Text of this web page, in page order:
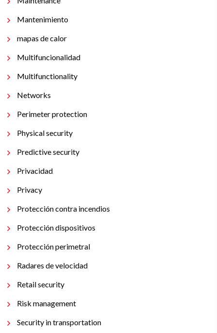
Mantenimiento
mapas de calor
Multifuncionalidad
Multifunctionality
Networks
Perimeter protection
Physical security
Predictive security
Privacidad
Privacy
Protección contra incendios
Protección dispositivos
Protección perimetral
Radares de velocidad
Retail security
Risk management
Security in transportation